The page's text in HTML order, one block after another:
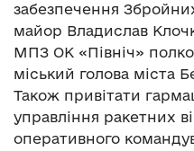
забезпечення
майор Владислав
МПЗ ОК «Північ»
міський голова міста
Також привітати
управління ракетних
оперативного